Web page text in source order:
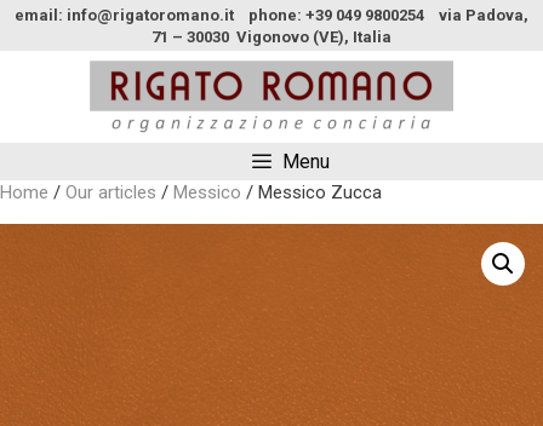
email: info@rigatoromano.it phone: +39 049 9800254 via Padova,
71 – 30030 Vigonovo (VE), Italia
Menu
Home / Our articles / Messico / Messico Zucca